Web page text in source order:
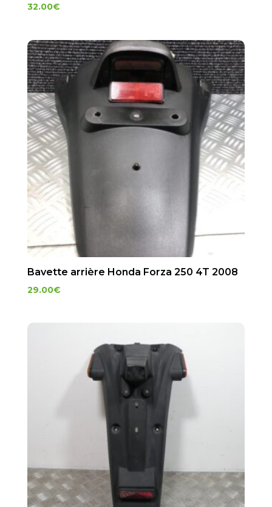
32.00€
Bavette arrière Honda Forza 250 4T 2008
29.00€